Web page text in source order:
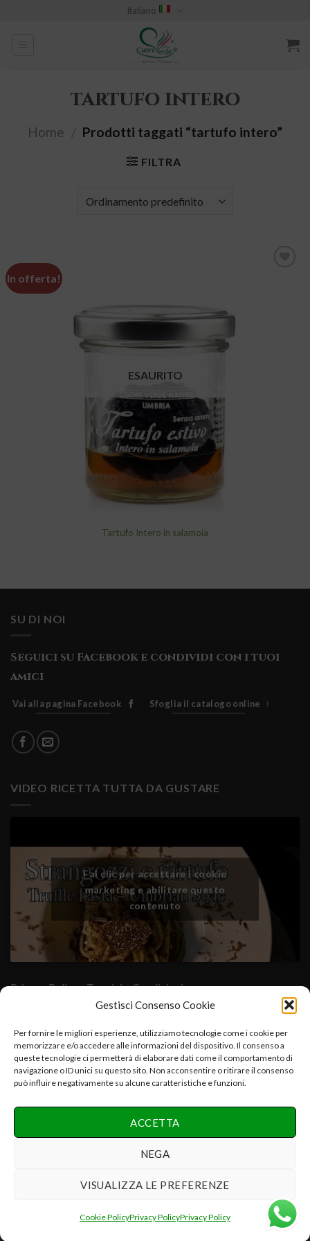
Gestisci Consenso Cookie
Per fornire le migliori esperienze, utilizziamo tecnologie come i cookie per
memorizzare e/o accedere alle informazioni del dispositivo. Il consenso a
queste tecnologie ci permetterà di elaborare dati come il comportamento di
navigazione o ID unici su questo sito. Non acconsentire o ritirare il consenso
può influire negativamente su alcune caratteristiche e funzioni.
ACCETTA
NEGA
VISUALIZZA LE PREFERENZE
Cookie PolicyPrivacy PolicyPrivacy Policy
Italiano
tartufo intero
Home Prodotti taggati “tartufo intero”
FILTRA
In offerta!
ESAURITO
Tartufo Intero in salamoia
SU DI NOI
Seguici su Facebook e condividi con i tuoi
amici
Vai alla pagina Facebook Sfoglia il catalogo online
VIDEO RICETTA TUTTA DA GUSTARE
Fai clic per accettare i cookie
marketing e abilitare questo
contenuto
Privacy Policy- Termini e Condizioni
Cuore Verde Natura srls , via I°Maggio,25-06054.Fratta Todina-
PG-Italy C.f.-P.iva:03392670547-CCIAA PG 03392670547-
REA:PG-286075 e.mail:info@cuoreverdenatura.com
Copyright 2026 ©Cuore Verde Natura srls Tutti i diritti
riservati
Realizzazione Networx Internet Solutions PHOTO-VIDEO &
DESIGN by Danilo P.